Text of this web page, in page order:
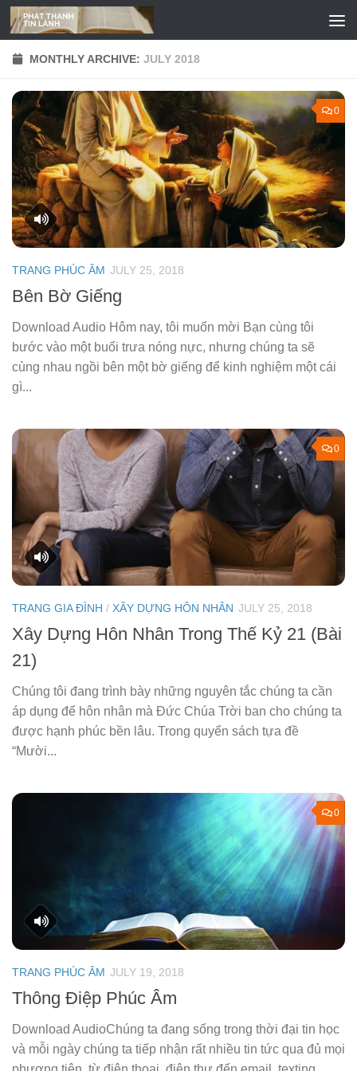
Skip to content
MONTHLY ARCHIVE: JULY 2018
0
TRANG PHÚC ÂM JULY 25, 2018
Bên Bờ Giếng
Download Audio Hôm nay, tôi muốn mời Bạn cùng tôi
bước vào một buổi trưa nóng nực, nhưng chúng ta sẽ
cùng nhau ngồi bên một bờ giếng để kinh nghiệm một cái
gì...
0
TRANG GIA ĐÌNH / XÂY DỰNG HÔN NHÂN JULY 25, 2018
Xây Dựng Hôn Nhân Trong Thế Kỷ 21 (Bài
21)
Chúng tôi đang trình bày những nguyên tắc chúng ta cần
áp dụng để hôn nhân mà Ðức Chúa Trời ban cho chúng ta
được hạnh phúc bền lâu. Trong quyển sách tựa đề
“Mười...
0
TRANG PHÚC ÂM JULY 19, 2018
Thông Điệp Phúc Âm
Download AudioChúng ta đang sống trong thời đại tin học
và mỗi ngày chúng ta tiếp nhận rất nhiều tin tức qua đủ mọi